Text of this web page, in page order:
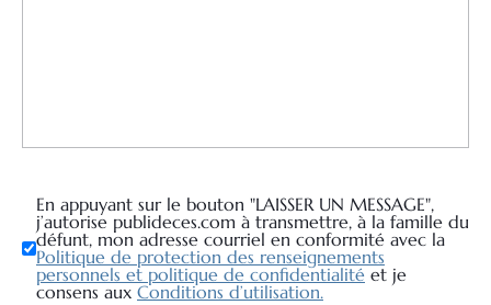
En appuyant sur le bouton "LAISSER UN MESSAGE",
j’autorise publideces.com à transmettre, à la famille du
défunt, mon adresse courriel en conformité avec la
Politique de protection des renseignements
personnels et politique de confidentialité et je
consens aux Conditions d’utilisation.